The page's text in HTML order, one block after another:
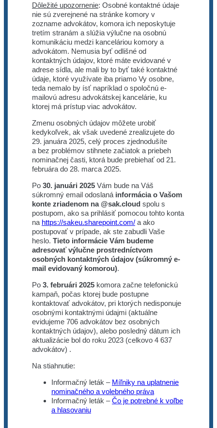
Dôležité upozornenie: Osobné kontaktné údaje
nie sú zverejnené na stránke komory v
zozname advokátov, komora ich neposkytuje
tretím stranám a slúžia výlučne na osobnú
komunikáciu medzi kanceláriou komory a
advokátom. Nemusia byť odlišné od
kontaktných údajov, ktoré máte evidované v
adrese sídla, ale mali by to byť také kontaktné
údaje, ktoré využívate iba priamo Vy osobne,
teda nemalo by ísť napríklad o spoločnú e-
mailovú adresu advokátskej kancelárie, ku
ktorej má prístup viac advokátov.
Zmenu osobných údajov môžete urobiť
kedykoľvek, ak však uvedené zrealizujete do
29. januára 2025, celý proces zjednodušíte
a bez problémov stihnete začiatok a priebeh
nominačnej časti, ktorá bude prebiehať od 21.
februára do 28. marca 2025.
Po 30. januári 2025 Vám bude na Váš
súkromný email odoslaná informácia o Vašom
konte zriadenom na @sak.cloud spolu s
postupom, ako sa prihlásiť pomocou tohto konta
na https://sakeu.sharepoint.com/ a ako
postupovať v prípade, ak ste zabudli Vaše
heslo. Tieto informácie Vám budeme
adresovať výlučne prostredníctvom
osobných kontaktných údajov (súkromný e-
mail evidovaný komorou).
Po 3. februári 2025 komora začne telefonickú
kampaň, počas ktorej bude postupne
kontaktovať advokátov, pri ktorých nedisponuje
osobnými kontaktnými údajmi (aktuálne
evidujeme 706 advokátov bez osobných
kontaktných údajov), alebo posledný dátum ich
aktualizácie bol do roku 2023 (celkovo 4 637
advokátov) .
Na stiahnutie:
Informačný leták – Míľniky na uplatnenie
nominačného a volebného práva
Informačný leták –Čo je potrebné k voľbe
a hlasovaniu